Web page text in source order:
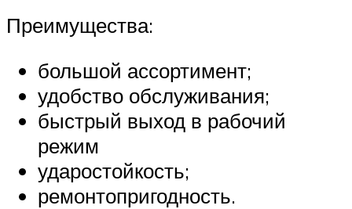
Преимущества:
большой ассортимент;
удобство обслуживания;
быстрый выход в рабочий
режим
ударостойкость;
ремонтопригодность.